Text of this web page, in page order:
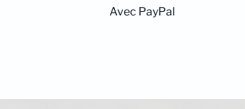
Avec PayPal